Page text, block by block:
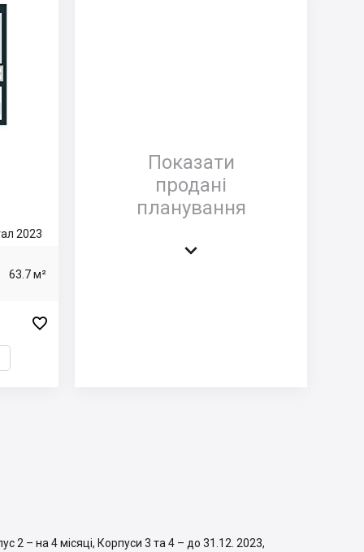
2023
63.7 м²

Показати
продані
планування

2 – на 4 місяці, Корпуси 3 та 4 – до 31.12. 2023,